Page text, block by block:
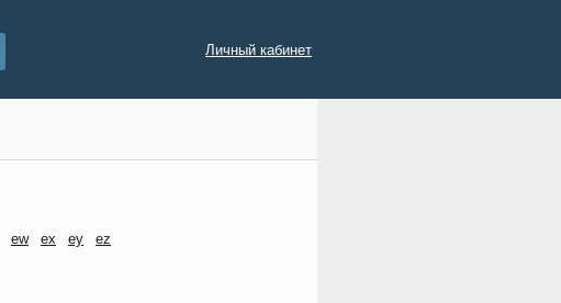
Личный кабинет
ew ex ey ez